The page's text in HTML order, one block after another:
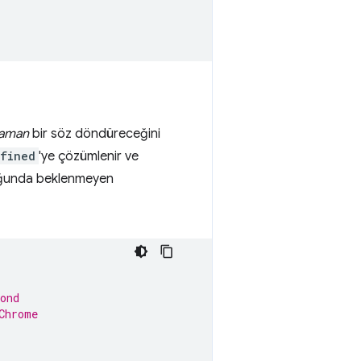
bir söz döndüreceğini
'ye çözümlenir ve
beklenmeyen